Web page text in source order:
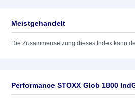
Meistgehandelt
Die Zusammensetzung dieses Index kann
Performance STOXX Glob 1800